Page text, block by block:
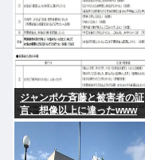
ジャンポケ斉藤と被害者の証
言、想像以上に違ったwww